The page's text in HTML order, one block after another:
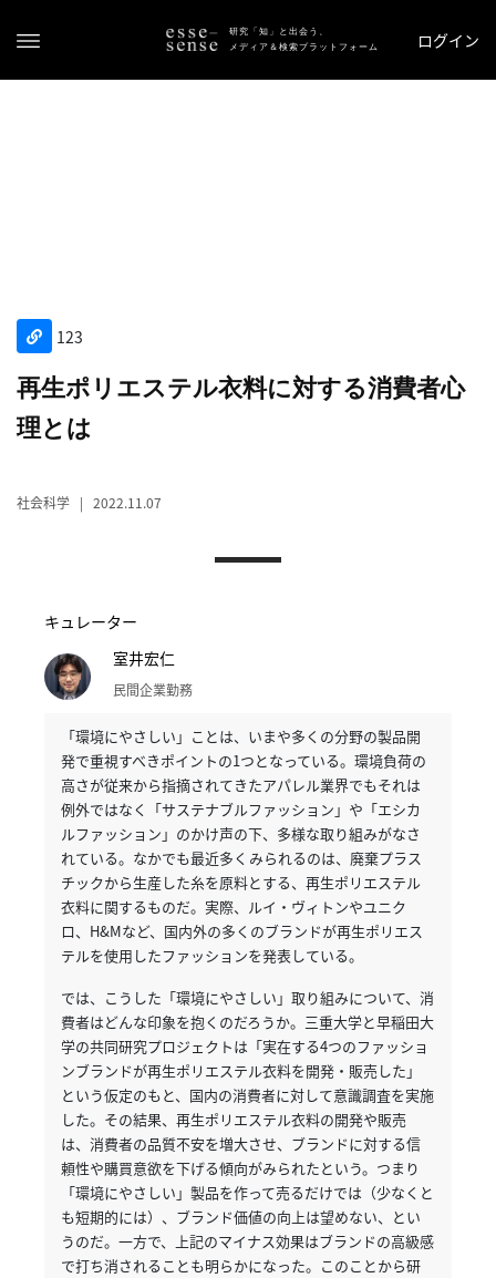
研究「知」と出会う、
メディア＆検索プラットフォーム
ログイン
ス
へ
一
覧
へ
寄
稿/
取
材
記
事
の
一
覧
パ
ト
ロ
ン
募
集
一
覧
へ
123
再生ポリエステル衣料に対する消費者心
理とは
社会科学 | 2022.11.07
キュレーター
室井宏仁
民間企業勤務
「環境にやさしい」ことは、いまや多くの分野の製品開
発で重視すべきポイントの1つとなっている。環境負荷の
高さが従来から指摘されてきたアパレル業界でもそれは
例外ではなく「サステナブルファッション」や「エシカ
ルファッション」のかけ声の下、多様な取り組みがなさ
れている。 なかでも最近多くみられるのは、廃棄プラス
チックから生産した糸を原料とする、再生ポリエステル
衣料に関するものだ。実際、ルイ・ヴィトンやユニク
ロ、H&Mなど、国内外の多くのブランドが再生ポリエス
テルを使用したファッションを発表している。
では、こうした「環境にやさしい」取り組みについて、消
費者はどんな印象を抱くのだろうか。 三重大学と早稲田大
学の共同研究プロジェクトは「実在する4つのファッショ
ンブランドが再生ポリエステル衣料を開発・販売した」
という仮定のもと、国内の消費者に対して意識調査を実施
した。 その結果、再生ポリエステル衣料の開発や販売
は、消費者の品質不安を増大させ、ブランドに対する信
頼性や購買意欲を下げる傾向がみられたという。 つまり
「環境にやさしい」製品を作って売るだけでは（少なくと
も短期的には）、ブランド価値の向上は望めない、とい
うのだ。一方で、上記のマイナス効果はブランドの高級感
で打ち消されることも明らかになった。 このことから研